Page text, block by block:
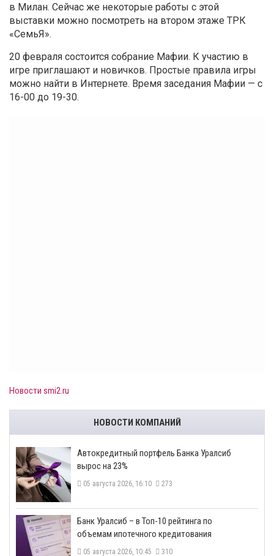
в Милан. Сейчас же некоторые работы с этой
выставки можно посмотреть на втором этаже ТРК
«СемьЯ».
20 февраля состоится собрание Мафии. К участию в
игре приглашают и новичков. Простые правила игры
можно найти в Интернете. Время заседания Мафии — с
16-00 до 19-30.
Новости smi2.ru
НОВОСТИ КОМПАНИЙ
​Автокредитный портфель Банка Уралсиб
вырос на 23%
05 августа 2026, 16:10 273
​Банк Уралсиб – в Топ-10 рейтинга по
объемам ипотечного кредитования
05 августа 2026, 10:45 310